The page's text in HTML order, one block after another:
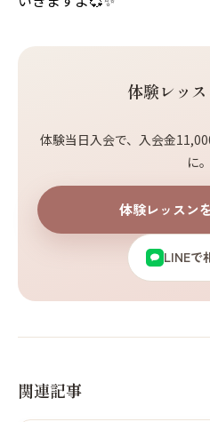
体験レッ
体験当日入会で、入会金
に。
体験レッスン
LINEで
関連記事